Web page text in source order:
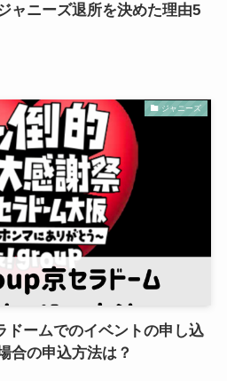
ャニーズ退所を決めた理由5
ジャニーズ
ドームでのイベントの申し込
合の申込方法は？